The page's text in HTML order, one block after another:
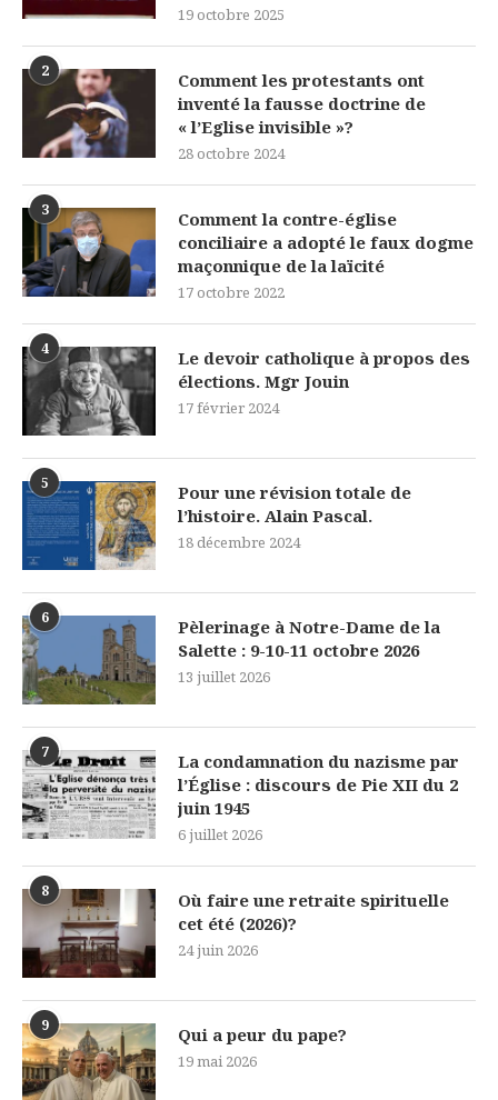
19 octobre 2025
2
Comment les protestants ont
inventé la fausse doctrine de
« l’Eglise invisible »?
28 octobre 2024
3
Comment la contre-église
conciliaire a adopté le faux dogme
maçonnique de la laïcité
17 octobre 2022
4
Le devoir catholique à propos des
élections. Mgr Jouin
17 février 2024
5
Pour une révision totale de
l’histoire. Alain Pascal.
18 décembre 2024
6
Pèlerinage à Notre-Dame de la
Salette : 9-10-11 octobre 2026
13 juillet 2026
7
La condamnation du nazisme par
l’Église : discours de Pie XII du 2
juin 1945
6 juillet 2026
8
Où faire une retraite spirituelle
cet été (2026)?
24 juin 2026
9 Qui a peur du pape?
19 mai 2026